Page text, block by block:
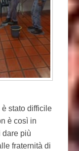
stato difficile
è così in
dare più
fraternità di